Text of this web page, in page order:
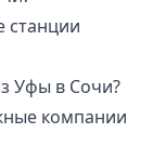
станции
Уфы в Сочи?
компании